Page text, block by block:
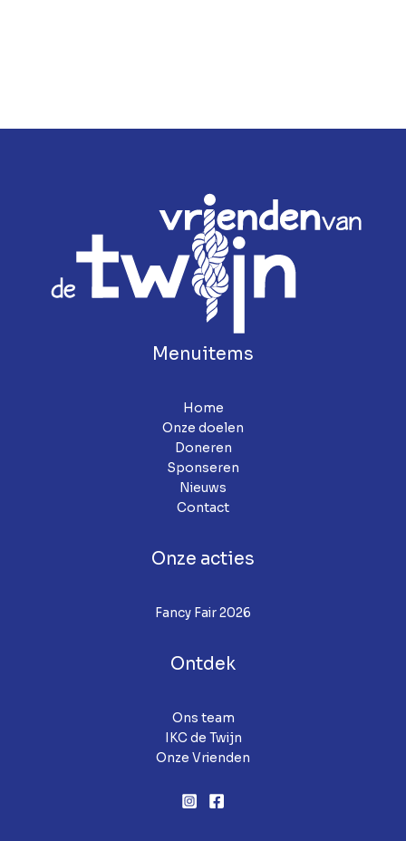
Menuitems
Home
Onze doelen
Doneren
Sponseren
Nieuws
Contact
Onze acties
Fancy Fair 2026
Ontdek
Ons team
IKC de Twijn
Onze Vrienden